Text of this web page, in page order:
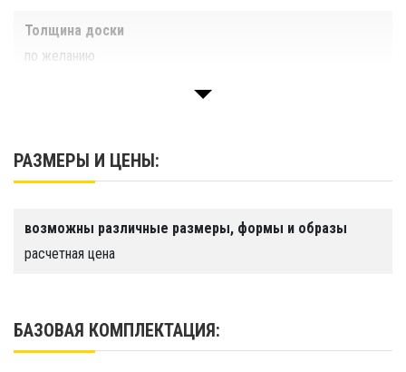
Толщина доски
по желанию
Материал
ПВХ повышенной прочности
Гарантия
1 год
Производство
РАЗМЕРЫ И ЦЕНЫ:
возможны различные размеры, формы и образы
расчетная цена
БАЗОВАЯ КОМПЛЕКТАЦИЯ: